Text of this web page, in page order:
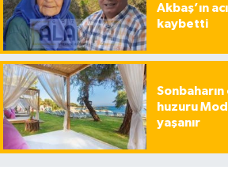
Akbaş’ın
kaybetti
huzuru
yaşanır